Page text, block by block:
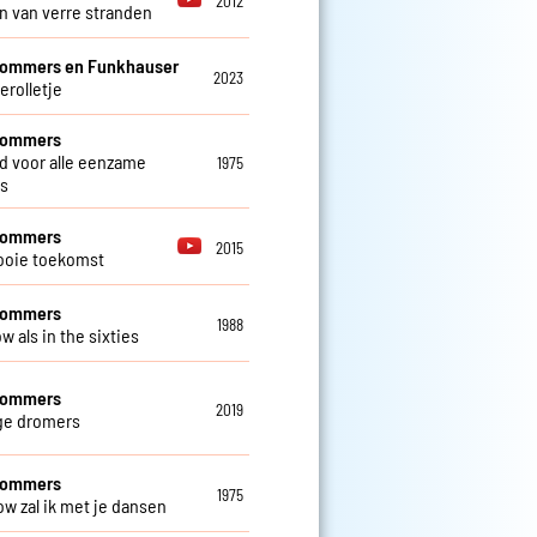
van verre stranden
en Funkhauser
2023
voor alle eenzame
1975
toekomst
2015
als in the sixties
1988
dromers
2019
zal ik met je dansen
1975